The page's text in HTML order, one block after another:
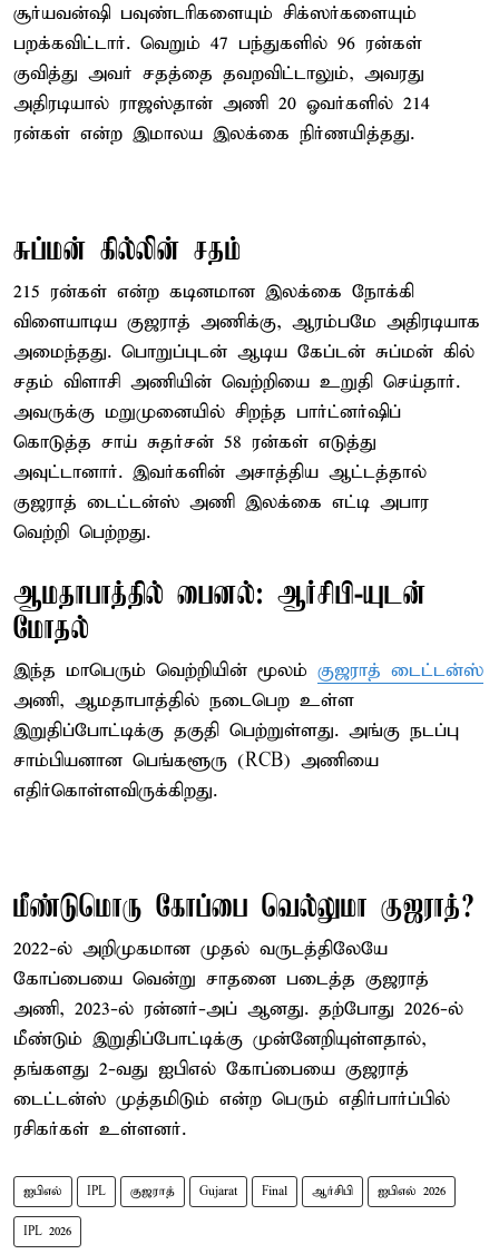
சூர்யவன்ஷி பவுண்டரிகளையும் சிக்ஸர்களையும்
பறக்கவிட்டார். வெறும் 47 பந்துகளில் 96 ரன்கள்
குவித்து அவர் சதத்தை தவறவிட்டாலும், அவரது
அதிரடியால் ராஜஸ்தான் அணி 20 ஓவர்களில் 214
ரன்கள் என்ற இமாலய இலக்கை நிர்ணயித்தது.
சுப்மன் கில்லின் சதம்
215 ரன்கள் என்ற கடினமான இலக்கை நோக்கி
விளையாடிய குஜராத் அணிக்கு, ஆரம்பமே அதிரடியாக
அமைந்தது. பொறுப்புடன் ஆடிய கேப்டன் சுப்மன் கில்
சதம் விளாசி அணியின் வெற்றியை உறுதி செய்தார்.
அவருக்கு மறுமுனையில் சிறந்த பார்ட்னர்ஷிப்
கொடுத்த சாய் சுதர்சன் 58 ரன்கள் எடுத்து
அவுட்டானார். இவர்களின் அசாத்திய ஆட்டத்தால்
குஜராத் டைட்டன்ஸ் அணி இலக்கை எட்டி அபார
வெற்றி பெற்றது.
ஆமதாபாத்தில் பைனல்: ஆர்சிபி-யுடன்
மோதல்
இந்த மாபெரும் வெற்றியின் மூலம் குஜராத் டைட்டன்ஸ்
அணி, ஆமதாபாத்தில் நடைபெற உள்ள
இறுதிப்போட்டிக்கு தகுதி பெற்றுள்ளது. அங்கு நடப்பு
சாம்பியனான பெங்களூரு (RCB) அணியை
எதிர்கொள்ளவிருக்கிறது.
மீண்டுமொரு கோப்பை வெல்லுமா குஜராத்?
2022-ல் அறிமுகமான முதல் வருடத்திலேயே
கோப்பையை வென்று சாதனை படைத்த குஜராத்
அணி, 2023-ல் ரன்னர்-அப் ஆனது. தற்போது 2026-ல்
மீண்டும் இறுதிப்போட்டிக்கு முன்னேறியுள்ளதால்,
தங்களது 2-வது ஐபிஎல் கோப்பையை குஜராத்
டைட்டன்ஸ் முத்தமிடும் என்ற பெரும் எதிர்பார்ப்பில்
ரசிகர்கள் உள்ளனர்.
ஐபிஎல் IPL குஜராத் Gujarat Final ஆர்சிபி ஐபிஎல் 2026
IPL 2026